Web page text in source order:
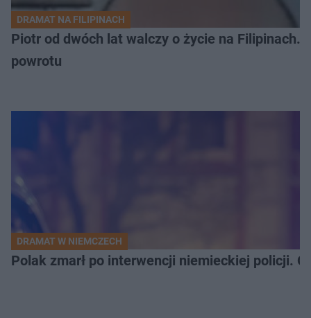
DRAMAT NA FILIPINACH
Piotr od dwóch lat walczy o życie na Filipinach.
powrotu
DRAMAT W NIEMCZECH
Polak zmarł po interwencji niemieckiej policji.